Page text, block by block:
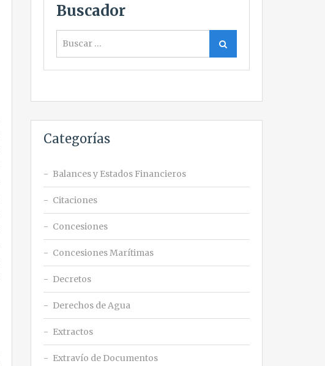
Buscador
Buscar
Categorías
Balances y Estados Financieros
Citaciones
Concesiones
Concesiones Marítimas
Decretos
Derechos de Agua
Extractos
Extravío de Documentos